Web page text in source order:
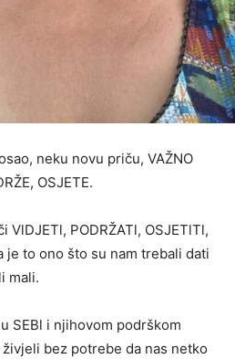
neku novu priču, VAŽNO
OSJETE.
VlDJETl, PODRŽATl, OSJETlTl,
je to ono što su nam trebali dati
mali.
SEBl i njihovom podrškom
živjeli bez potrebe da nas netko